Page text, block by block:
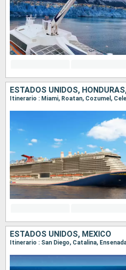
ESTADOS UNIDOS,
Itinerario : Miami, Roatan, Cozumel,
ESTADOS UNIDOS, MÉXICO
Itinerario : San Diego, Catalina,